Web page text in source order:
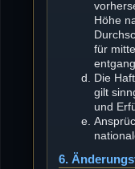
Höhe
für
Die
gilt
und
6.